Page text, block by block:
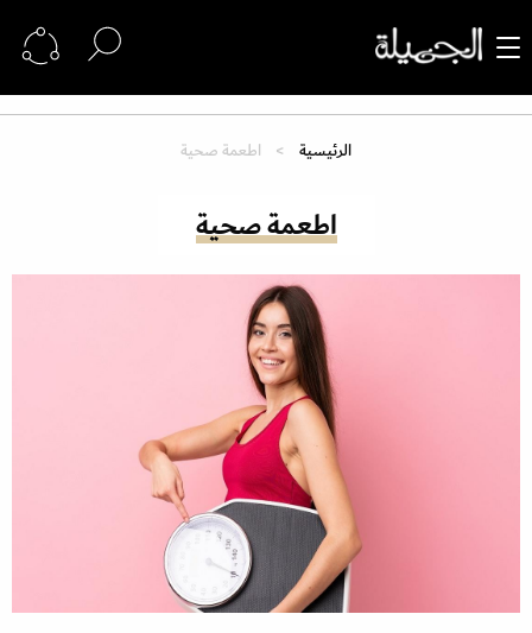
الرئيسية اطعمة صحية
اطعمة صحية